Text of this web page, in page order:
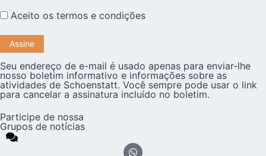
Aceito os termos e condições
Seu endereço de e-mail é usado apenas para enviar-lhe
nosso boletim informativo e informações sobre as
atividades de Schoenstatt. Você sempre pode usar o link
para cancelar a assinatura incluído no boletim.
Participe de nossa
Grupos de notícias